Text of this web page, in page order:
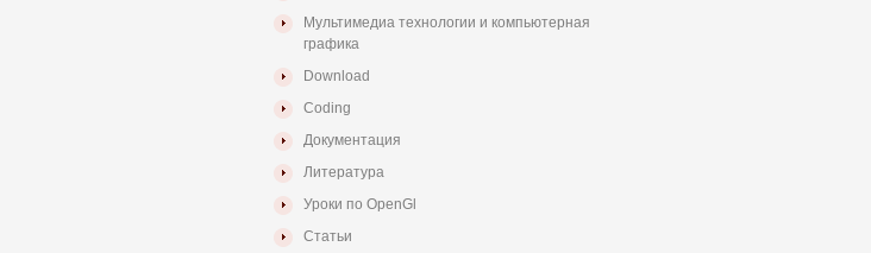
Мультимедиа технологии и компьютерная
графика
Download
Coding
Документация
Литература
Уроки по OpenGl
Статьи